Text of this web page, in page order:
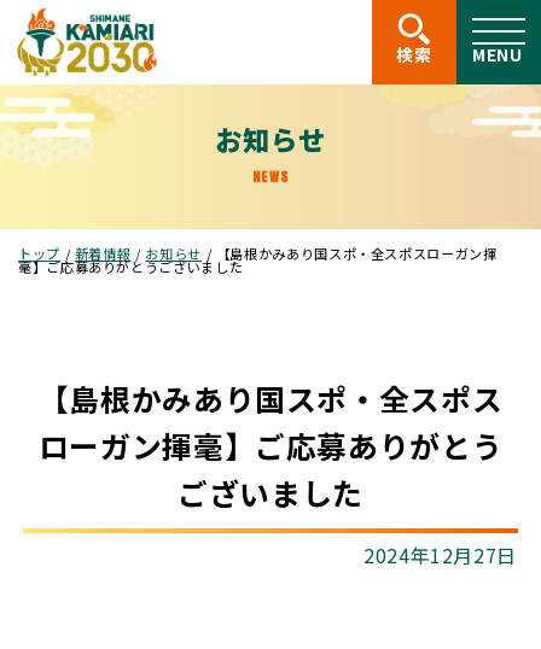
このページの本文へ
検索 MENU
お知らせ
NEWS
現
在
の
トップ / 新着情報 / お知らせ / 【島根かみあり国スポ・全スポスローガン揮
毫】ご応募ありがとうございました
【島根かみあり国スポ・全スポス
ローガン揮毫】ご応募ありがとう
ございました
2024年12月27日